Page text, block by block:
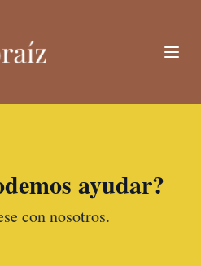
ayudar?
con nosotros.